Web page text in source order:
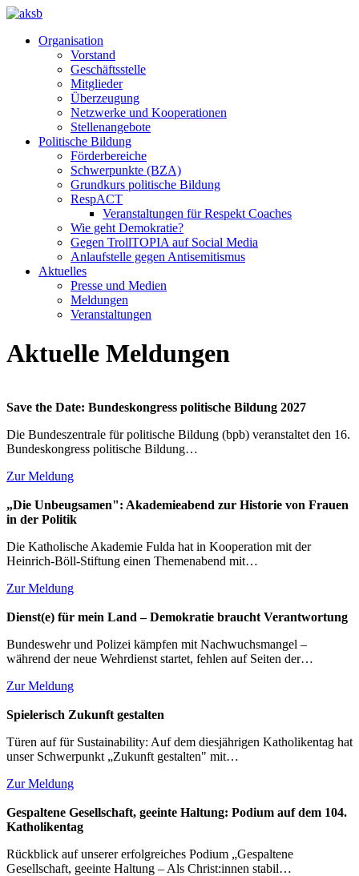
Organisation
Vorstand
Geschäftsstelle
Mitglieder
Überzeugung
Netzwerke und Kooperationen
Stellenangebote
Politische Bildung
Förderbereiche
Schwerpunkte (BZA)
Grundkurs politische Bildung
RespACT
Veranstaltungen für Respekt Coaches
Wie geht Demokratie?
Gegen TrollTOPIA auf Social Media
Anlaufstelle gegen Antisemitismus
Aktuelles
Presse und Medien
Meldungen
Veranstaltungen
Aktuelle Meldungen
Save the Date: Bundeskongress politische Bildung 2027
Die Bundeszentrale für politische Bildung (bpb) veranstaltet den 16.
Bundeskongress politische Bildung…
Zur Meldung
„Die Unbeugsamen": Akademieabend zur Historie von Frauen
in der Politik
Die Katholische Akademie Fulda hat in Kooperation mit der
Heinrich-Böll-Stiftung einen Themenabend mit…
Zur Meldung
Dienst(e) für mein Land – Demokratie braucht Verantwortung
Bundeswehr und Polizei kämpfen mit Nachwuchsmangel –
während der neue Wehrdienst startet, fehlen auf Seiten der…
Zur Meldung
Spielerisch Zukunft gestalten
Türen auf für Sustainability: Auf dem diesjährigen Katholikentag hat
unser Schwerpunkt „Zukunft gestalten" mit…
Zur Meldung
Gespaltene Gesellschaft, geeinte Haltung: Podium auf dem 104.
Katholikentag
Rückblick auf unserer erfolgreiches Podium „Gespaltene
Gesellschaft, geeinte Haltung – Als Christ:innen stabil…